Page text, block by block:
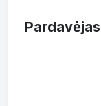
Pardavėjas